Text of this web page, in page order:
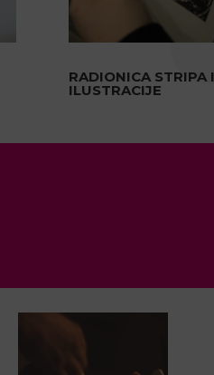
RADIONICA STRIPA I
ILUSTRACIJE